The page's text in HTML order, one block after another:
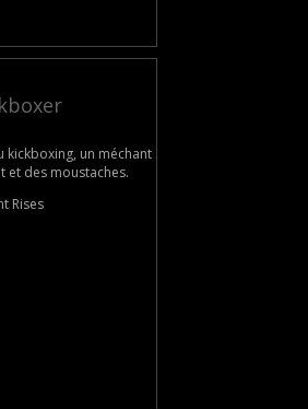
kickboxing, un méchant
et des moustaches.